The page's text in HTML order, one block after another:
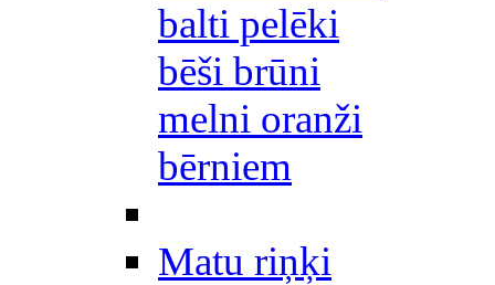
balti pelēki
bēši brūni
melni oranži
bērniem
Matu riņķi